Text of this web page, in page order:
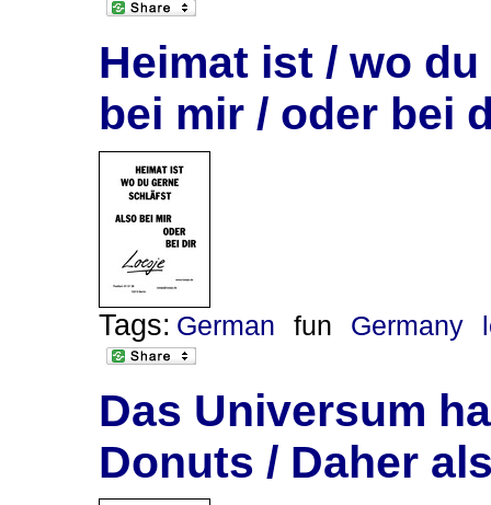
Heimat ist / wo
bei mir / oder bei
Tags: German fun Germany
Das Universum
Donuts / Daher